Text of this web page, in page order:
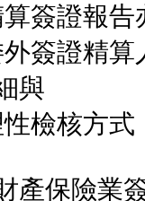
簽證報告
簽證精算
與
檢核方式
產保險業